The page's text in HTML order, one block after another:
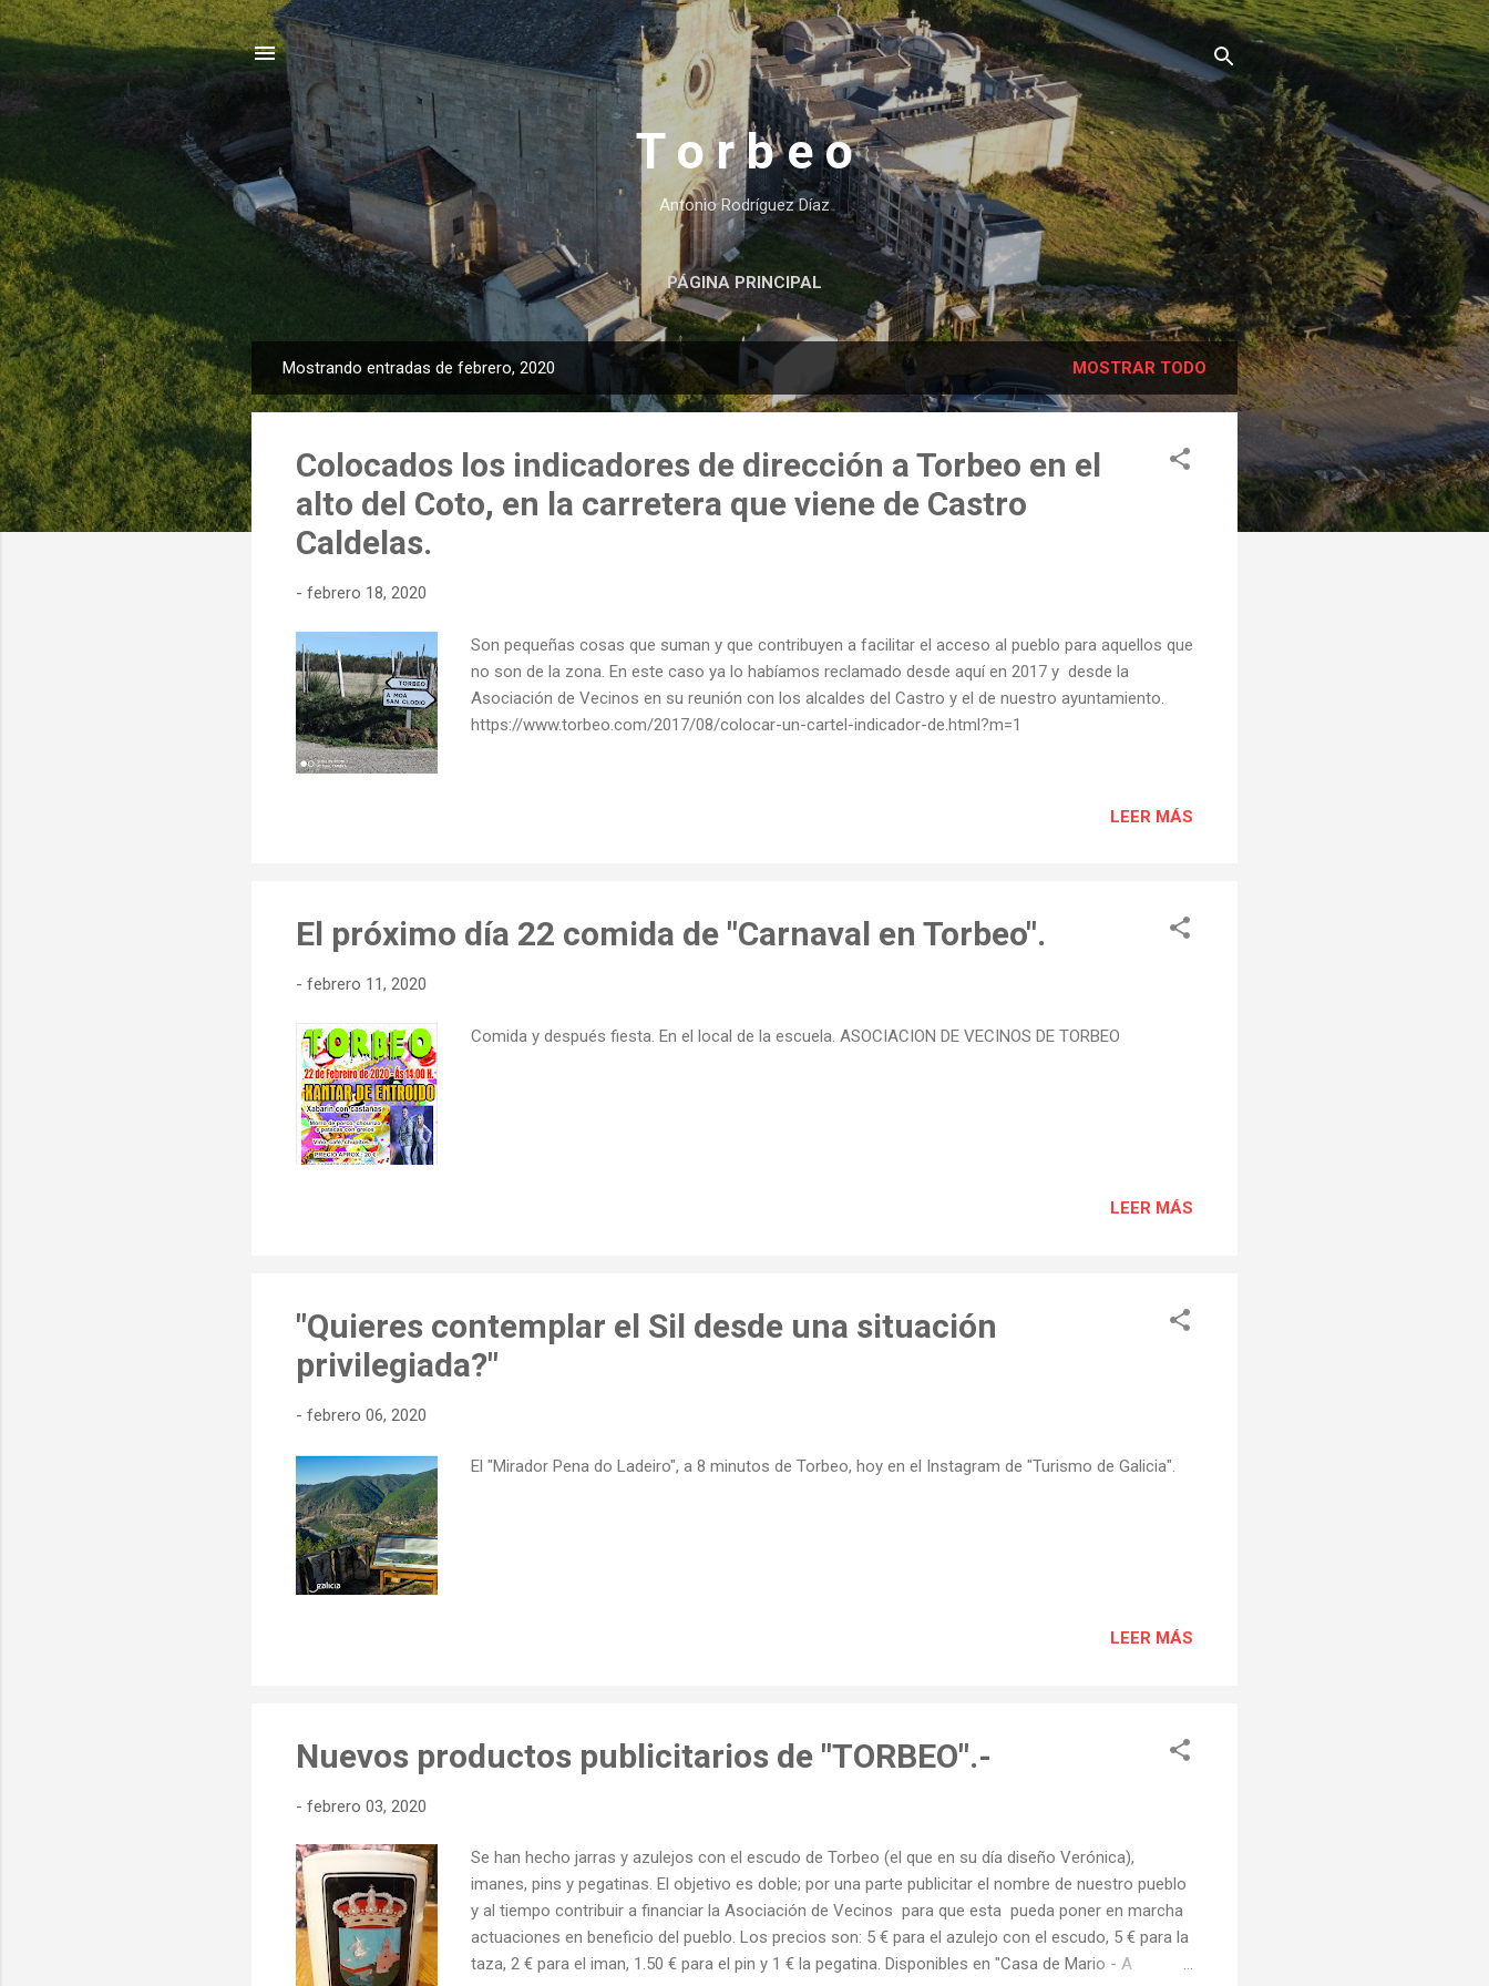
Ir al contenido principal
T o r b e o
Antonio Rodríguez Díaz
PÁGINA PRINCIPAL
n
Mostrando entradas de febrero, 2020 MOSTRAR TODO
Colocados los indicadores de dirección a Torbeo en el
alto del Coto, en la carretera que viene de Castro
Caldelas.
- febrero 18, 2020
Son pequeñas cosas que suman y que contribuyen a facilitar el acceso al pueblo para aquellos que
no son de la zona. En este caso ya lo habíamos reclamado desde aquí en 2017 y desde la
Asociación de Vecinos en su reunión con los alcaldes del Castro y el de nuestro ayuntamiento.
https://www.torbeo.com/2017/08/colocar-un-cartel-indicador-de.html?m=1
LEER MÁS
El próximo día 22 comida de "Carnaval en Torbeo".
- febrero 11, 2020
Comida y después fiesta. En el local de la escuela. ASOCIACION DE VECINOS DE TORBEO
LEER MÁS
"Quieres contemplar el Sil desde una situación
privilegiada?"
- febrero 06, 2020
El "Mirador Pena do Ladeiro", a 8 minutos de Torbeo, hoy en el Instagram de "Turismo de Galicia".
LEER MÁS
Nuevos productos publicitarios de "TORBEO".-
- febrero 03, 2020
Se han hecho jarras y azulejos con el escudo de Torbeo (el que en su día diseño Verónica),
imanes, pins y pegatinas. El objetivo es doble; por una parte publicitar el nombre de nuestro pueblo
y al tiempo contribuir a financiar la Asociación de Vecinos para que esta pueda poner en marcha
actuaciones en beneficio del pueblo. Los precios son: 5 € para el azulejo con el escudo, 5 € para la
taza, 2 € para el iman, 1.50 € para el pin y 1 € la pegatina. Disponibles en "Casa de Mario - A